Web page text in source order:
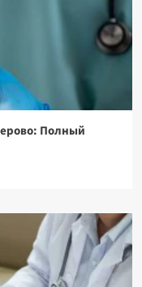
Полный